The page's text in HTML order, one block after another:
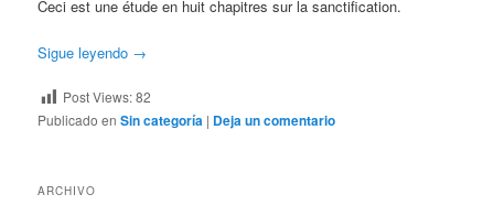
Ceci est une étude en huit chapitres sur la sanctification.
Sigue leyendo →
Post Views:82
Publicado en Sin categoría | Deja un comentario
ARCHIVO